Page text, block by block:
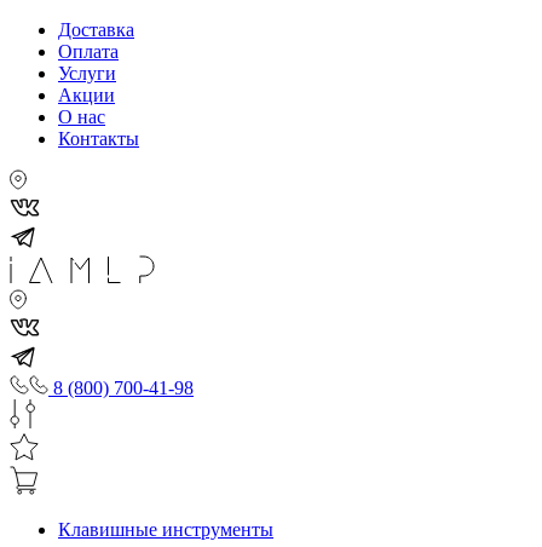
Доставка
Оплата
Услуги
Акции
О нас
Контакты
8 (800) 700-41-98
Клавишные инструменты